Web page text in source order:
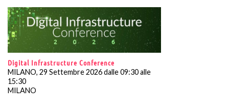
Digital Infrastructure Conference
MILANO, 29 Settembre 2026 dalle 09:30 alle
15:30
MILANO